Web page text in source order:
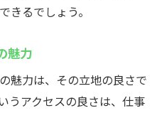
きるでしょう。
魅力
魅力は、その立地の良さで
うアクセスの良さは、仕事